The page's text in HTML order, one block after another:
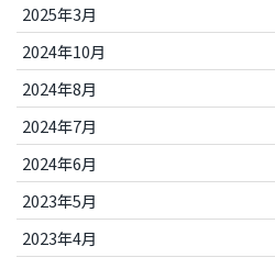
2025年3月
2024年10月
2024年8月
2024年7月
2024年6月
2023年5月
2023年4月